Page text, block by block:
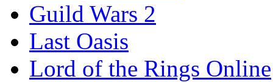
Guild Wars 2
Last Oasis
Lord of the Rings Online